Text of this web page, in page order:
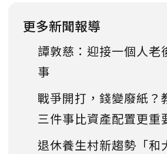
更多新聞報導
譚敦慈：迎接一個人老
事
戰爭開打，錢變廢紙？
三件事比資產配置更重
退休養生村新趨勢「和